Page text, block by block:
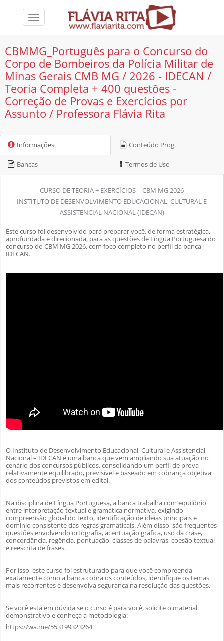
Toggle
CBMMG_Português para o Concurso do
Corpo de Bombeiros da Polícia Militar de
Minas Gerais CMB MG / 2026 - IDECAN /
Teoria Completa + 400 questões -
Correção de Provas e Exercícios por
Assunto / Professora Flávia Rita
Informações Conteúdo Prog.
Bancas Termos de Uso
CURSO DE TEORIA + EXERCÍCIOS – CBM MG 2026
INSTITUTO DE DESENVOLVIMENTO EDUCACIONAL, CULTURAL E
ASSISTENCIAL NACIONAL (IDECAN)
Este curso foi desenvolvido para preparar você, de forma estratégica,
aprofundada e direcionada, para as questões de Língua Portuguesa do
concurso do CBM MG 2026, com foco completo no perfil da banca
IDECAN.
O Instituto de Desenvolvimento Educacional, Cultural e Assistencial
Nacional – IDECAN é uma banca que vem ampliando sua atuação no
cenário dos concursos públicos, consolidando um perfil de prova
relativamente equilibrado, previsível e baseado em cobrança objetiva
dos conteúdos previstos em edital.
Na disciplina de Língua Portuguesa, a banca trabalha com equilíbrio
entre interpretação textual e gramática normativa, exigindo
compreensão global do texto, identificação de ideias principais e
domínio consistente das regras gramaticais. Além disso, são frequentes
questões envolvendo ortografia, acentuação gráfica, uso da crase,
concordância, regência, pontuação, classes de palavras, coesão textual
e reescrita de frases.
Por isso, este curso foi estruturado para que você compreenda
exatamente como a banca cobra os conteúdos, identifique os temas
mais recorrentes e desenvolva segurança na resolução das questões.
Se você está em dúvida se o curso é para você, solicite o material
demonstrativo e conheça a metodologia:
https://wa.me/553199323264